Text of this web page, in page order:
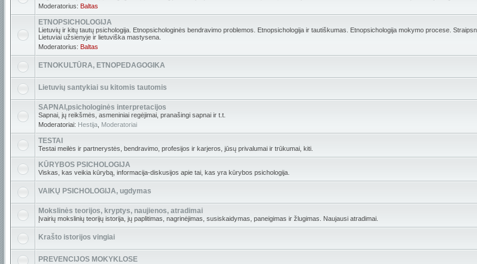
Moderatorius: Baltas
ETNOPSICHOLOGIJA
Lietuvių ir kitų tautų psichologija. Etnopsichologinės bendravimo problemos. Etnopsichologija ir tautiškumas. Etnopsichologija mokymo procese.
Lietuviai užsienyje ir lietuviška mastysena.
Moderatorius: Baltas
ETNOKULTŪRA, ETNOPEDAGOGIKA
Lietuvių santykiai su kitomis tautomis
SAPNAI,psichologinės interpretacijos
Sapnai, jų reikšmės, asmeniniai regėjimai, pranašingi sapnai ir t.t.
Moderatoriai: Hestija Moderatoriai
TESTAI
Testai meilės ir partnerystės, bendravimo, profesijos ir karjeros, jūsų privalumai ir trūkumai, kiti.
KŪRYBOS PSICHOLOGIJA
Viskas, kas veikia kūrybą, informacija-diskusijos apie tai, kas yra kūrybos psichologija.
VAIKŲ PSICHOLOGIJA, ugdymas
Mokslinės teorijos, kryptys, naujienos, atradimai
Įvairių mokslinių teorijų istorija, jų paplitimas, nagrinėjimas, susiskaidymas, paneigimas ir žlugimas. Naujausi atradimai.
Krašto istorijos vingiai
PREVENCIJOS MOKYKLOSE